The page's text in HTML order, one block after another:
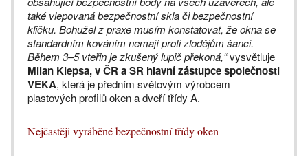
také vlepovaná bezpečnostní skla či bezpečnostní
kličku. Bohužel z praxe musím konstatovat, že okna se
standardním kováním nemají proti zlodějům šanci.
Během 3–5 vteřin je zkušený lupič překoná,“vysvětluje
Milan Klepsa, v ČR a SR hlavní zástupce společnosti
VEKA, která je předním světovým výrobcem
plastových profilů oken a dveří třídy A.
Nejčastěji vyráběné bezpečnostní třídy oken